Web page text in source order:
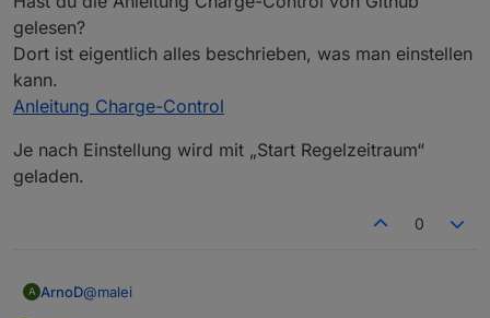
gelesen?
Dort ist eigentlich alles beschrieben, was man einstellen
kann.
Anleitung Charge-Control
Je nach Einstellung wird mit „Start Regelzeitraum“
geladen.
0
A ArnoD@malei